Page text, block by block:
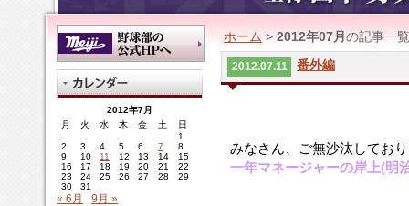
ホーム > 2012年07月 の記事一覧
2012.07.11 番外編
みなさん、ご無沙汰してお
一年マネージャーの岸上(明
2012年7月
月
火 水 木 金 土
日
1
2
3 4 5 6 7
8
9
10 11 12 13 14
15
16
17 18 19 20 21
22
23
24 25 26 27 28
29
30
31
« 6月 9月 »